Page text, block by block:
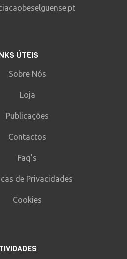
ÚTEIS
Sobre Nós
Loja
Publicações
Contactos
Faq's
de Privacidades
Cookies